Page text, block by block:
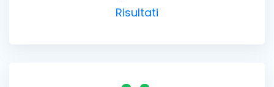
Risultati